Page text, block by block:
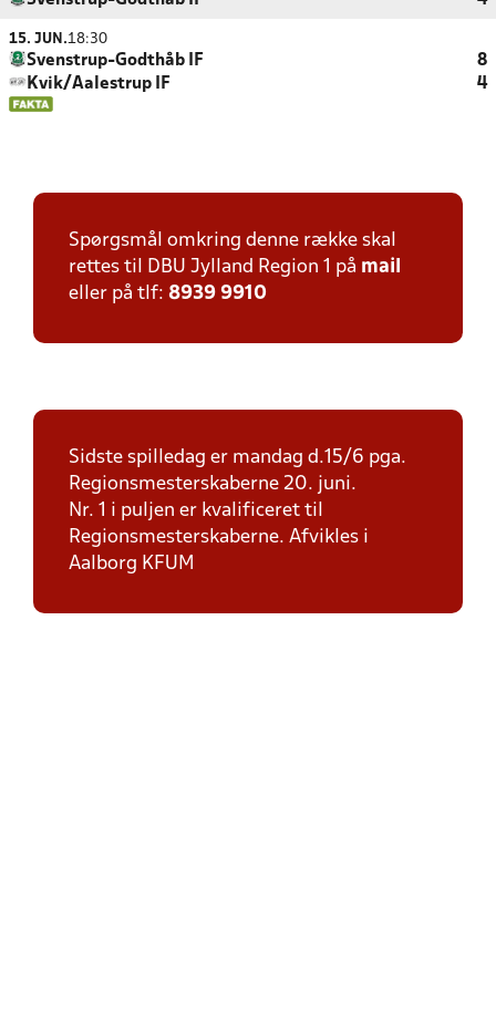
15. JUN.18:30
Svenstrup-Godthåb IF
8
Kvik/Aalestrup IF
4
Spørgsmål omkring denne række skal
rettes til DBU Jylland Region 1 på mail
eller på tlf: 8939 9910
Sidste spilledag er mandag d.15/6 pga.
Regionsmesterskaberne 20. juni.
Nr. 1 i puljen er kvalificeret til
Regionsmesterskaberne. Afvikles i
Aalborg KFUM